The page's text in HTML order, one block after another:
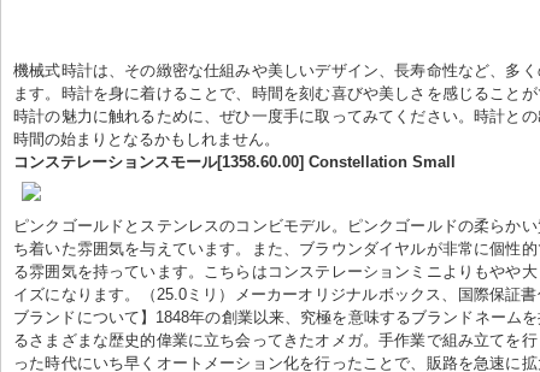
機械式時計は、その緻密な仕組みや美しいデザイン、長寿命性など、多
ます。時計を身に着けることで、時間を刻む喜びや美しさを感じること
時計の魅力に触れるために、ぜひ一度手に取ってみてください。時計と
時間の始まりとなるかもしれません。
コンステレーションスモール[1358.60.00] Constellation Small
ピンクゴールドとステンレスのコンビモデル。ピンクゴールドの柔らか
ち着いた雰囲気を与えています。また、ブラウンダイヤルが非常に個性
る雰囲気を持っています。こちらはコンステレーションミニよりもやや
イズになります。（25.0ミリ）メーカーオリジナルボックス、国際保証
ブランドについて】1848年の創業以来、究極を意味するブランドネーム
るさまざまな歴史的偉業に立ち会ってきたオメガ。手作業で組み立てを
った時代にいち早くオートメーション化を行ったことで、販路を急速に